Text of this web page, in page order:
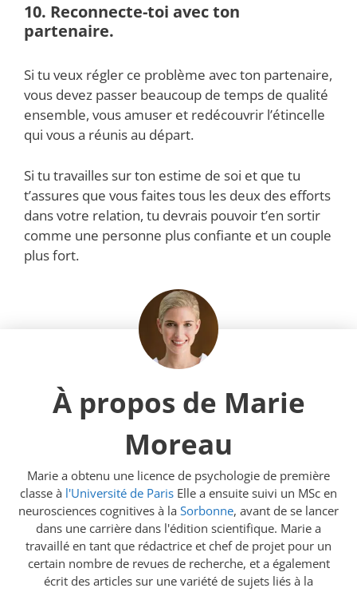
10. Reconnecte-toi avec ton
partenaire.
Si tu veux régler ce problème avec ton partenaire,
vous devez passer beaucoup de temps de qualité
ensemble, vous amuser et redécouvrir l’étincelle
qui vous a réunis au départ.
Si tu travailles sur ton estime de soi et que tu
t’assures que vous faites tous les deux des efforts
dans votre relation, tu devrais pouvoir t’en sortir
comme une personne plus confiante et un couple
plus fort.
À propos de Marie
Moreau
Marie a obtenu une licence de psychologie de première
classe à l'Université de Paris Elle a ensuite suivi un MSc en
neurosciences cognitives à la Sorbonne, avant de se lancer
dans une carrière dans l'édition scientifique. Marie a
travaillé en tant que rédactrice et chef de projet pour un
certain nombre de revues de recherche, et a également
écrit des articles sur une variété de sujets liés à la